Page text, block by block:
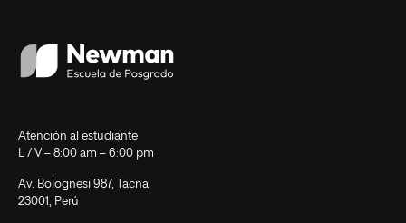
Atención al estudiante
L / V – 8:00 am – 6:00 pm
Av. Bolognesi 987, Tacna
23001, Perú